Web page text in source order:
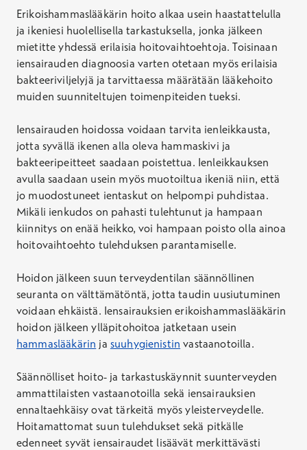
Erikoishammaslääkärin hoito alkaa usein haastattelulla
ja ikeniesi huolellisella tarkastuksella, jonka jälkeen
mietitte yhdessä erilaisia hoitovaihtoehtoja. Toisinaan
iensairauden diagnoosia varten otetaan myös erilaisia
bakteeriviljelyjä ja tarvittaessa määrätään lääkehoito
muiden suunniteltujen toimenpiteiden tueksi.
Iensairauden hoidossa voidaan tarvita ienleikkausta,
jotta syvällä ikenen alla oleva hammaskivi ja
bakteeripeitteet saadaan poistettua. Ienleikkauksen
avulla saadaan usein myös muotoiltua ikeniä niin, että
jo muodostuneet ientaskut on helpompi puhdistaa.
Mikäli ienkudos on pahasti tulehtunut ja hampaan
kiinnitys on enää heikko, voi hampaan poisto olla ainoa
hoitovaihtoehto tulehduksen parantamiselle.
Hoidon jälkeen suun terveydentilan säännöllinen
seuranta on välttämätöntä, jotta taudin uusiutuminen
voidaan ehkäistä. Iensairauksien erikoishammaslääkärin
hoidon jälkeen ylläpitohoitoa jatketaan usein
hammaslääkärin ja suuhygienistin vastaanotoilla.
Säännölliset hoito- ja tarkastuskäynnit suunterveyden
ammattilaisten vastaanotoilla sekä iensairauksien
ennaltaehkäisy ovat tärkeitä myös yleisterveydelle.
Hoitamattomat suun tulehdukset sekä pitkälle
edenneet syvät iensairaudet lisäävät merkittävästi